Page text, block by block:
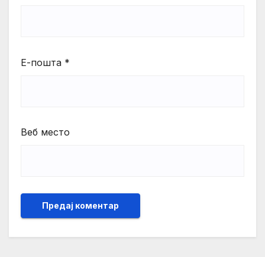
Е-пошта *
Веб место